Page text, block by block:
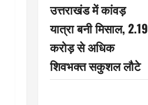
उत्तराखंड में कांवड़
यात्रा बनी मिसाल, 2.19
करोड़ से अधिक
शिवभक्त सकुशल लौटे